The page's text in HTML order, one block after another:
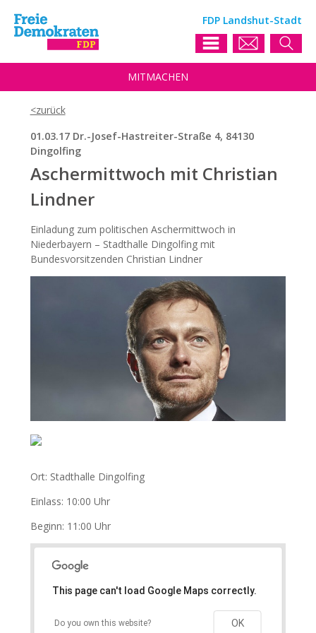
FDP Landshut-Stadt
MITMACHEN
01.03.17 Dr.-Josef-Hastreiter-Straße 4, 84130
Dingolfing
Aschermittwoch mit Christian
Lindner
Einladung zum politischen Aschermittwoch in
Niederbayern – Stadthalle Dingolfing mit
Bundesvorsitzenden Christian Lindner
Ort: Stadthalle Dingolfing
Einlass: 10:00 Uhr
Beginn: 11:00 Uhr
This page can't load Google Maps correctly.
Do you own this website? OK